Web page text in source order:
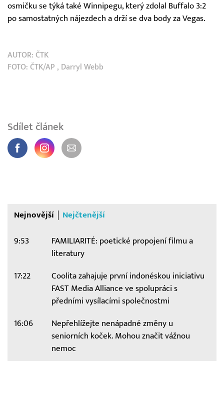
osmičku se týká také Winnipegu, který zdolal Buffalo 3:2
po samostatných nájezdech a drží se dva body za Vegas.
AUTOR: ČTK
FOTO: ČTK/AP , Darryl Webb
Sdílet článek
Nejnovější Nejčtenější
9:53
FAMILIARITÉ: poetické propojení filmu a
literatury
17:22
Coolita zahajuje první indonéskou iniciativu
FAST Media Alliance ve spolupráci s
předními vysílacími společnostmi
16:06
Nepřehlížejte nenápadné změny u
seniorních koček. Mohou značit vážnou
nemoc